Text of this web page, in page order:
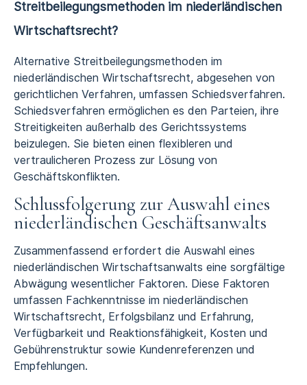
Streitbeilegungsmethoden im niederländischen
Wirtschaftsrecht?
Alternative Streitbeilegungsmethoden im
niederländischen Wirtschaftsrecht, abgesehen von
gerichtlichen Verfahren, umfassen Schiedsverfahren.
Schiedsverfahren ermöglichen es den Parteien, ihre
Streitigkeiten außerhalb des Gerichtssystems
beizulegen. Sie bieten einen flexibleren und
vertraulicheren Prozess zur Lösung von
Geschäftskonflikten.
Schlussfolgerung zur Auswahl eines
niederländischen Geschäftsanwalts
Zusammenfassend erfordert die Auswahl eines
niederländischen Wirtschaftsanwalts eine sorgfältige
Abwägung wesentlicher Faktoren. Diese Faktoren
umfassen Fachkenntnisse im niederländischen
Wirtschaftsrecht, Erfolgsbilanz und Erfahrung,
Verfügbarkeit und Reaktionsfähigkeit, Kosten und
Gebührenstruktur sowie Kundenreferenzen und
Empfehlungen.